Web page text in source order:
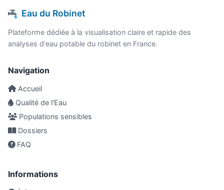
Eau du Robinet
Plateforme dédiée à la visualisation claire et rapide des
analyses d'eau potable du robinet en France.
Navigation
Accueil
Qualité de l'Eau
Populations sensibles
Dossiers
FAQ
Informations